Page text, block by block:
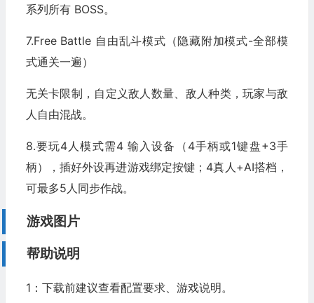
系列所有 BOSS。
7.Free Battle 自由乱斗模式（隐藏附加模式-全部模
式通关一遍）
无关卡限制，自定义敌人数量、敌人种类，玩家与敌
人自由混战。
8.要玩4人模式需4 输入设备（4手柄或1键盘+3手
柄），插好外设再进游戏绑定按键；4真人+AI搭档，
可最多5人同步作战。
游戏图片
帮助说明
1：下载前建议查看配置要求、游戏说明。